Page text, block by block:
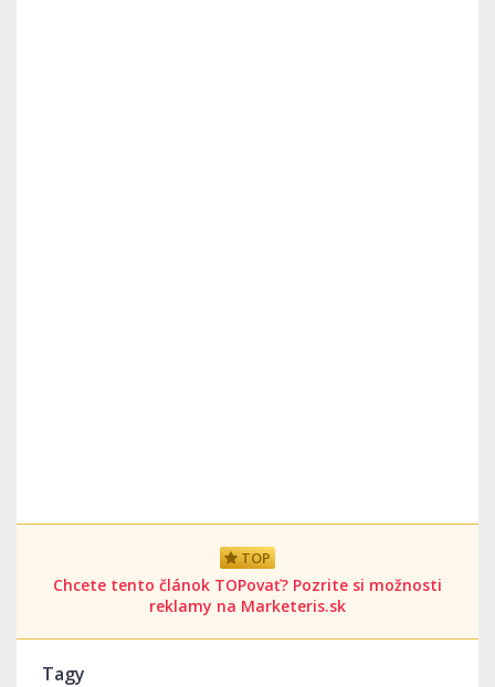
TOP
Chcete tento článok TOPovať? Pozrite si možnosti
reklamy na Marketeris.sk
Tagy